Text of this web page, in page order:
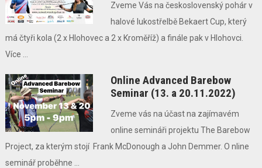
Zveme Vás na československý pohár v
halové lukostřelbě Bekaert Cup, který
má čtyři kola (2 x Hlohovec a 2 x Kroměříž) a finále pak v Hlohovci.
Více ...
Online Advanced Barebow
Seminar (13. a 20.11.2022)
Zveme vás na účast na zajímavém
online semináři projektu The Barebow
Project, za kterým stojí Frank McDonough a John Demmer. O nline
seminář proběhne ...